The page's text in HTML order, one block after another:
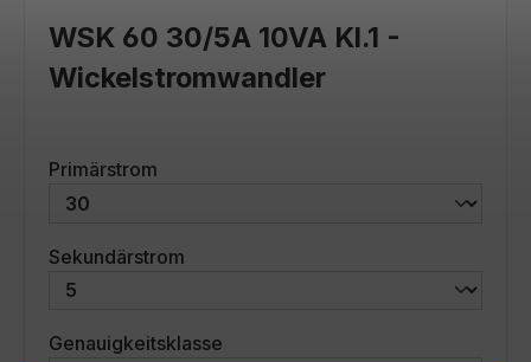
WSK 60 30/5A 10VA Kl.1 -
Wickelstromwandler
Primärstrom
Sekundärstrom
Genauigkeitsklasse